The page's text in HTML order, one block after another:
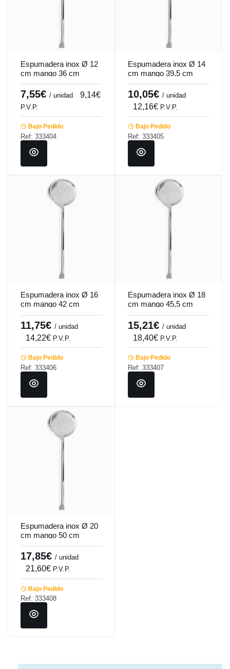
Espumadera inox Ø 12
cm mango 36 cm
Pro.cooker
7,55€ / unidad 9,14€
P.V.P.
Bajo Pedido
Ref: 333404
Espumadera inox Ø 14
cm mango 39,5 cm
Pro.cooker
10,05€ / unidad
12,16€ P.V.P.
Bajo Pedido
Ref: 333405
Espumadera inox Ø 16
cm mango 42 cm
Pro.cooker
11,75€ / unidad
14,22€ P.V.P.
Bajo Pedido
Ref: 333406
Espumadera inox Ø 18
cm mango 45,5 cm
Pro.cooker
15,21€ / unidad
18,40€ P.V.P.
Bajo Pedido
Ref: 333407
Espumadera inox Ø 20
cm mango 50 cm
Pro.cooker
17,85€ / unidad
21,60€ P.V.P.
Bajo Pedido
Ref: 333408